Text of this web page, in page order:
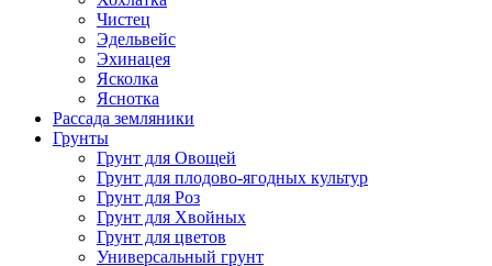
Чистец
Эдельвейс
Эхинацея
Ясколка
Яснотка
Рассада земляники
Грунты
Грунт для Овощей
Грунт для плодово-ягодных культур
Грунт для Роз
Грунт для Хвойных
Грунт для цветов
Универсальный грунт